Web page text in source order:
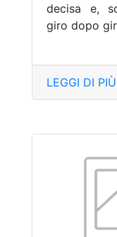
decisa e,
giro dopo
LEGGI DI PIÙ